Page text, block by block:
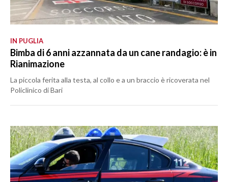
IN PUGLIA
Bimba di 6 anni azzannata da un cane randagio: è in
Rianimazione
La piccola ferita alla testa, al collo e a un braccio è ricoverata nel
Policlinico di Bari